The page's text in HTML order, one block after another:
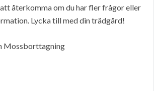
återkomma om du har fler frågor eller
Lycka till med din trädgård!
Mossborttagning